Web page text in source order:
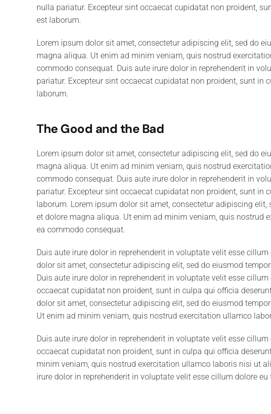
nulla pariatur. Excepteur sint occaecat cupidatat non proident,
est laborum.
Lorem ipsum dolor sit amet, consectetur adipiscing elit, sed do
magna aliqua. Ut enim ad minim veniam, quis nostrud
commodo consequat. Duis aute irure dolor in reprehenderit in
pariatur. Excepteur sint occaecat cupidatat non proident, sunt in
laborum.
The Good and the Bad
Lorem ipsum dolor sit amet, consectetur adipiscing elit, sed do
magna aliqua. Ut enim ad minim veniam, quis nostrud
commodo consequat. Duis aute irure dolor in reprehenderit in
pariatur. Excepteur sint occaecat cupidatat non proident, sunt in
laborum. Lorem ipsum dolor sit amet, consectetur adipiscing
et dolore magna aliqua. Ut enim ad minim veniam, quis nostrud
ea commodo consequat.
Duis aute irure dolor in reprehenderit in voluptate velit esse
dolor sit amet, consectetur adipiscing elit, sed do eiusmod
Duis aute irure dolor in reprehenderit in voluptate velit esse
occaecat cupidatat non proident, sunt in culpa qui officia
dolor sit amet, consectetur adipiscing elit, sed do eiusmod
Ut enim ad minim veniam, quis nostrud exercitation ullamco
Duis aute irure dolor in reprehenderit in voluptate velit esse
occaecat cupidatat non proident, sunt in culpa qui officia
minim veniam, quis nostrud exercitation ullamco laboris nisi ut
irure dolor in reprehenderit in voluptate velit esse cillum dolore